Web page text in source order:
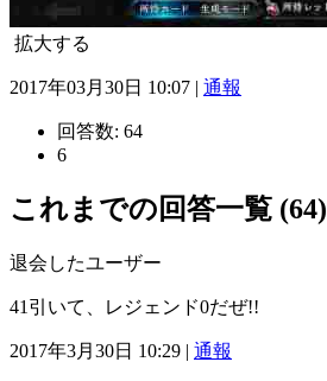
拡大する
2017年03月30日 10:07 | 通報
回答数: 64
6
これまでの回答一覧 (64)
退会したユーザー
41引いて、レジェンド0だぜ!!
2017年3月30日 10:29 | 通報